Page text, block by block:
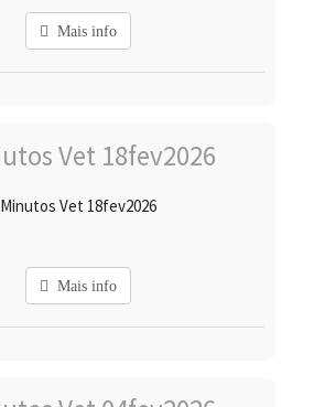
Mais info
Minutos Vet 18fev2026
Mais info